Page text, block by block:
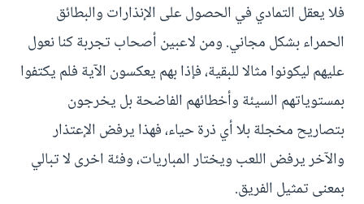
فلا يعقل التمادي في الحصول على الإنذارات والبطائق
الحمراء بشكل مجاني. ومن لاعبين أصحاب تجربة كنا نعول
عليهم ليكونوا مثالا للبقية، فإذا بهم يعكسون الآية فلم يكتفوا
بمستوياتهم السيئة وأخطائهم الفاضحة بل يخرجون
بتصاريح مخجلة بلا أي ذرة حياء، فهذا يرفض الإعتذار
والآخر يرفض اللعب ويختار المباريات، وفئة اخرى لا تبالي
بمعنى تمثيل الفريق.